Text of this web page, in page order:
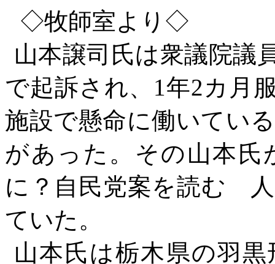
◇牧師室より ◇
山本譲司氏は衆議院議
で起訴され、 1年2カ月
施設で懸命に働いてい
があった。その山本氏
に？自民党案を読む
ていた。
山本氏は栃木県の羽